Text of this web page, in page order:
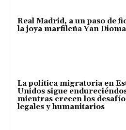
Real Madrid, a un paso de
la joya marfileña Yan
La política migratoria en
Unidos sigue
mientras crecen los
legales y humanitarios